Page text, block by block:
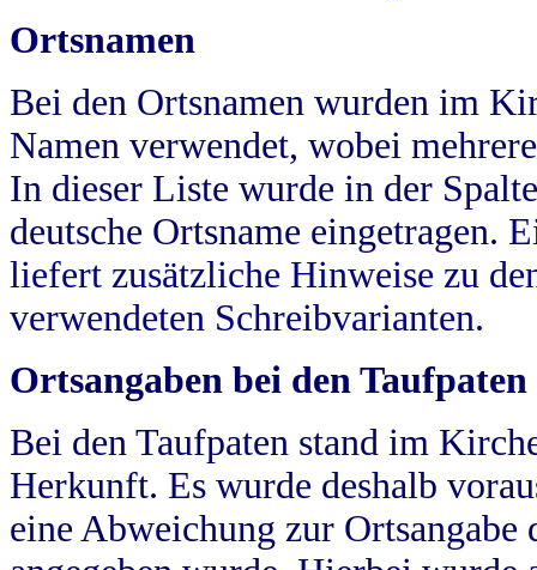
Ortsnamen
Bei den Ortsnamen wurden im
Namen verwendet, wobei
In dieser Liste wurde in der
deutsche Ortsname eingetragen.
liefert zusätzliche Hinweise zu
verwendeten Schreibvarianten.
Ortsangaben bei den Taufpaten
Bei den Taufpaten stand im
Herkunft. Es wurde deshalb
eine Abweichung zur